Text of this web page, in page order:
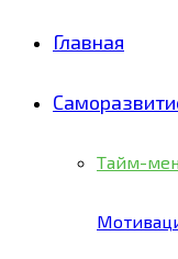
Главная
Тайм-